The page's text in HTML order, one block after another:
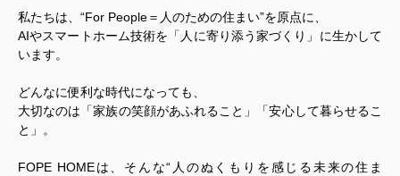
私たちは、“For People＝人のための住まい”を原点に、
AIやスマートホーム技術を「人に寄り添う家づくり」に生かして
います。
どんなに便利な時代になっても、
大切なのは「家族の笑顔があふれること」「安心して暮らせるこ
と」。
FOPE HOMEは、そんな“人のぬくもりを感じる未来の住ま